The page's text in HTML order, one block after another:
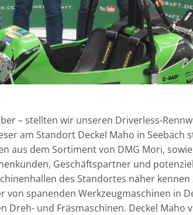
– stellten wir unseren Driverless-
am Standort Deckel Maho in
aus dem Sortiment von DMG Mori,
Geschäftspartner und
des Standortes näher kennen
von spanenden Werkzeugmaschinen in
Dreh- und Fräsmaschinen. Deckel Maho